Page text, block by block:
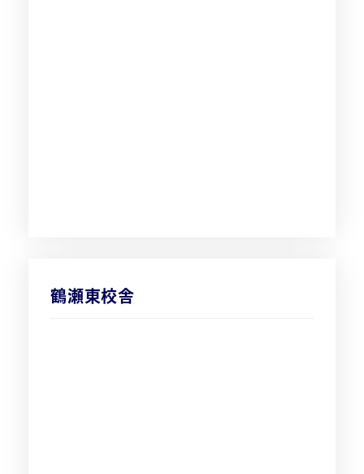
鶴瀬東校舎